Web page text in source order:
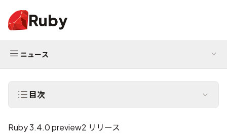
Ruby
ニュース
目次
Ruby 3.4.0 preview2 リリース